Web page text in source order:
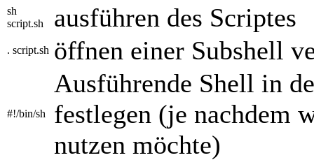
sh
script.sh
ausführen des Scriptes
. script.sh öffnen einer Subshell
#!/bin/sh
Ausführende Shell in
festlegen (je nachdem
nutzen möchte)